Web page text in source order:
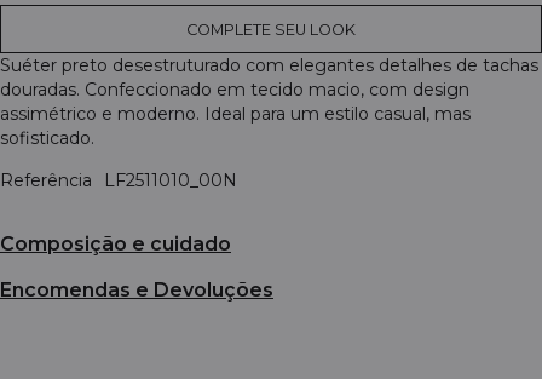
COMPLETE SEU LOOK
Suéter preto desestruturado com elegantes detalhes de tachas
douradas. Confeccionado em tecido macio, com design
assimétrico e moderno. Ideal para um estilo casual, mas
sofisticado.
Referência
LF2511010_00N
Composição e cuidado
Encomendas e Devoluções